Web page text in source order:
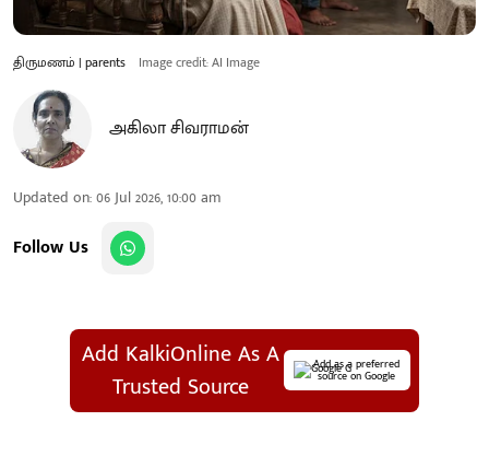
திருமணம் | parents Image credit: AI Image
அகிலா சிவராமன்
Updated on:06 Jul 2026, 10:00 am
Follow Us
Add KalkiOnline As A
Trusted Source
Add as a preferred
source on Google